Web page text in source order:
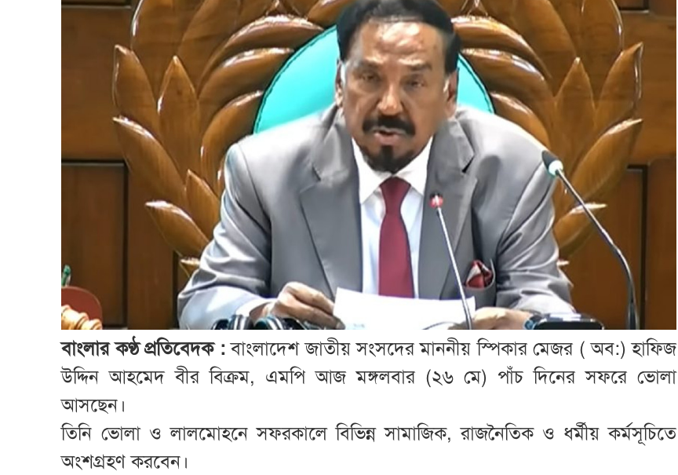
বাংলার কণ্ঠ প্রতিবেদক :বাংলাদেশ জাতীয় সংসদের মাননীয় স্পিকার মেজর ( অব:) হাফিজ
উদ্দিন আহমেদ বীর বিক্রম, এমপি আজ মঙ্গলবার (২৬ মে) পাঁচ দিনের সফরে ভোলা
আসছেন।
তিনি ভোলা ও লালমোহনে সফরকালে বিভিন্ন সামাজিক, রাজনৈতিক ও ধর্মীয় কর্মসূচিতে
অংশগ্রহণ করবেন।